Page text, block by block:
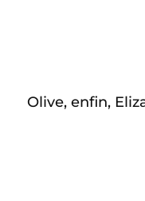
Olive, enfin,